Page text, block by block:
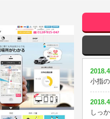
GPS
性能
精度
小指
しっ